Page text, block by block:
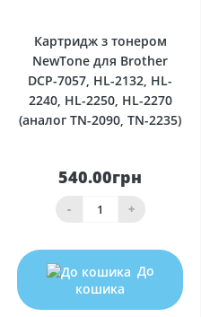
Картридж з тонером
NewTone для Brother
DCP-7057, HL-2132, HL-
2240, HL-2250, HL-2270
(аналог TN-2090, TN-2235)
540.00грн
- +
До
кошика